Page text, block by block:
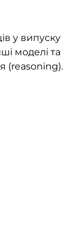
у випуску
моделі та
(reasoning).